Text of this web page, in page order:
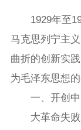
1929年至
马克思列宁主
曲折的创新实
为毛泽东思想
一、开创中
大革命失败